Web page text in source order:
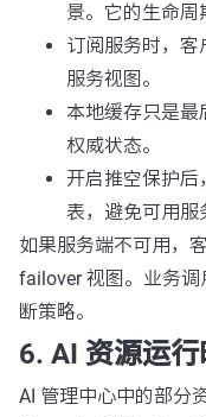
景。它的生命周
订阅服务时，
服务视图。
本地缓存只是
权威状态。
开启推空保护后
表，避免可用服
如果服务端不可用，
failover 视图。业务
断策略。
6. AI 资源运行
AI 管理中心中的部分